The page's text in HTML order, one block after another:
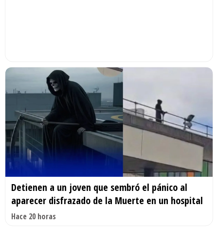
Detienen a un joven que sembró el pánico al
aparecer disfrazado de la Muerte en un hospital
Hace 20 horas